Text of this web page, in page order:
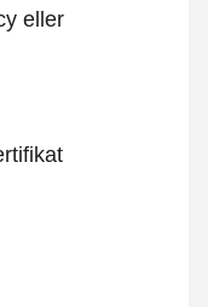
eller